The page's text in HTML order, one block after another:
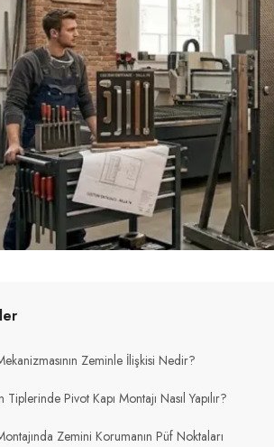
Zeminle İlişkisi Nedir?
Tiplerinde Pivot Kapı Montajı Nasıl Yapılır?
Zemini Korumanın Püf Noktaları